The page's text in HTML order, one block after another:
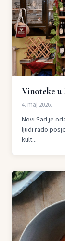
Vinoteke u
4. maj 2026.
Novi Sad je
ljudi rado
kult...